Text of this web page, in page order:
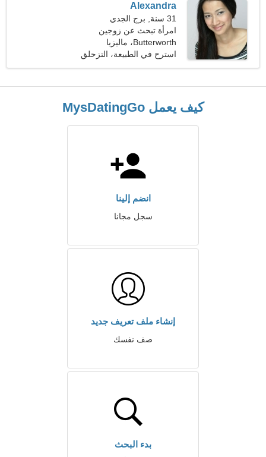
Alexandra
31 سنة, برج الجدي
امرأة تبحث عن زوجين
Butterworth، ماليزيا
استرح في الطبيعة، التزحلق
كيف يعمل MysDatingGo
انضم إلينا
سجل مجانا
إنشاء ملف تعريف جديد
صف نفسك
بدء البحث